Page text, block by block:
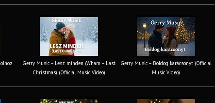
Gerry Music – Lesz minden (Wham – Last
Christmas) (Official Music Video)
Gerry Music – Boldog karácsonyt (Official
Music Video)